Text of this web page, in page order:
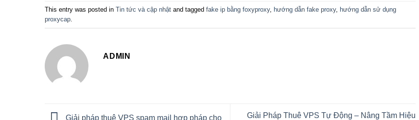
This entry was posted in Tin tức và cập nhật and tagged fake ip bằng foxyproxy, hướng dẫn fake proxy, hướng dẫn sử dụng
proxycap
ADMIN
Giải pháp thuê VPS spam mail hợp pháp cho
Giải Pháp Thuê VPS Tự Động – Nâng Tầm Hiệu